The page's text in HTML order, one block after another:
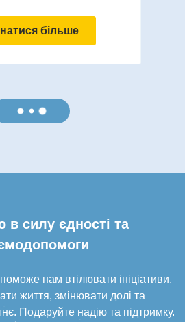
більше
в силу єдності та
нам втілювати ініціативи,
життя, змінювати долі та
Подаруйте надію та підтримку.